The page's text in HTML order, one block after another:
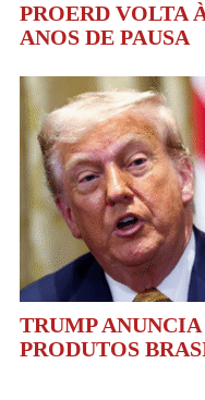
PROERD VOLTA
ANOS DE PAUSA
TRUMP
PRODUTOS